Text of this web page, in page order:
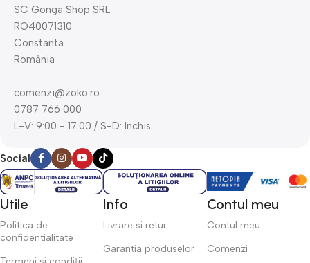
SC Gonga Shop SRL
RO40071310
Constanta
România
comenzi@zoko.ro
0787 766 000
L-V: 9:00 - 17:00 / S-D: Inchis
Social
Utile
Politica de
confidentialitate
Info
Livrare si retur
Garantia produselor
Contul meu
Contul meu
Comenzi